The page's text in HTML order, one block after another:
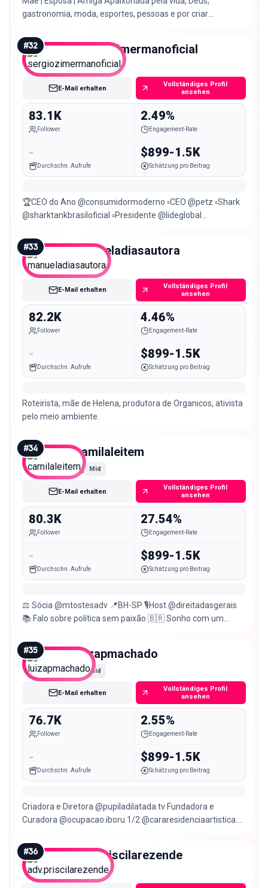
gastronomia, moda, esportes, pessoas e por criar
#32 sergiozimermanoficial
Mid
E-Mail erhalten
Vollständiges Profil
ansehen
83.1K
Follower
2.49%
Engagement-Rate
-
Durchschn. Aufrufe
$899-1.5K
Schätzung pro Beitrag
🏆CEO do Ano @consumidormoderno ▫️CEO @petz ▫️Shark
@sharktankbrasiloficial ▫️Presidente @lideglobal
#33 manueladiasautora
Mid
E-Mail erhalten
Vollständiges Profil
ansehen
82.2K
Follower
4.46%
Engagement-Rate
-
Durchschn. Aufrufe
$899-1.5K
Schätzung pro Beitrag
Roteirista, mãe de Helena, produtora de Organicos, ativista
pelo meio ambiente.
#34 camilaleitem
Mid
E-Mail erhalten
Vollständiges Profil
ansehen
80.3K
Follower
27.54%
Engagement-Rate
-
Durchschn. Aufrufe
$899-1.5K
Schätzung pro Beitrag
⚖️ Sócia @mtostesadv 📍BH-SP 🎙️Host @direitadasgerais
📚 Falo sobre política sem paixão 🇧🇷 Sonho com um
#35 luizapmachado
Mid
E-Mail erhalten
Vollständiges Profil
ansehen
76.7K
Follower
2.55%
Engagement-Rate
-
Durchschn. Aufrufe
$899-1.5K
Schätzung pro Beitrag
Criadora e Diretora @pupiladilatada.tv Fundadora e
Curadora @ocupacao.iboru 1/2 @cararesidenciaartistica.
#36 adv.priscilarezende
Mid